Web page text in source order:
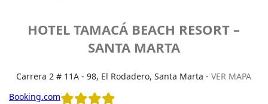
HOTEL TAMACÁ BEACH RESORT –
SANTA MARTA
Carrera 2 # 11A - 98, El Rodadero, Santa Marta -VER MAPA
Booking.com